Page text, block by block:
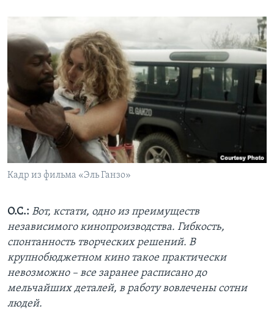
Кадр из фильма «Эль Ганзо»
О.С.: Вот, кстати, одно из преимуществ
независимого кинопроизводства. Гибкость,
спонтанность творческих решений. В
крупнобюджетном кино такое практически
невозможно – все заранее расписано до
мельчайших деталей, в работу вовлечены сотни
людей.